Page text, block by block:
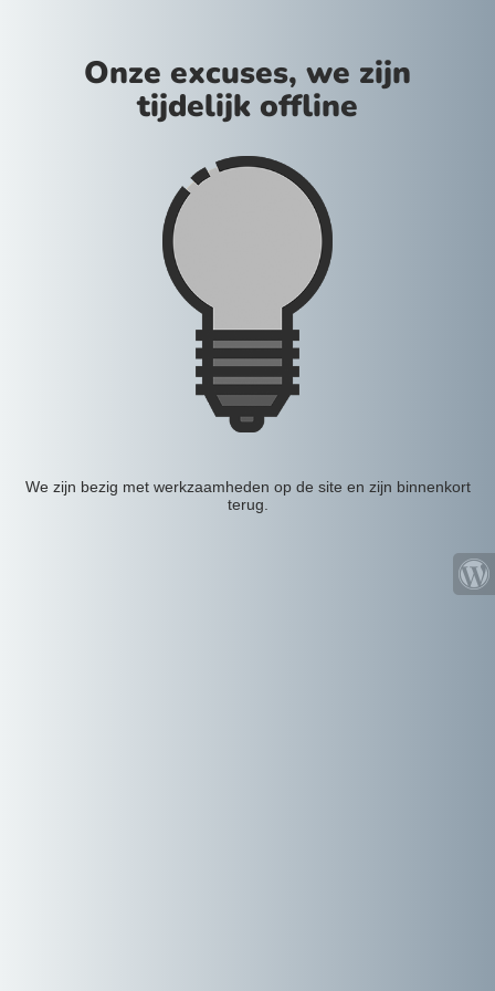
Onze excuses, we zijn
tijdelijk offline
We zijn bezig met werkzaamheden op de site en zijn binnenkort
terug.